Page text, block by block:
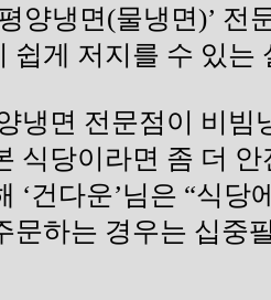
양냉면(물냉면)’
쉽게 저지를 수 있는
냉면 전문점이 비빔
식당이라면 좀 더
‘건다운’님은 “식
문하는 경우는 십중